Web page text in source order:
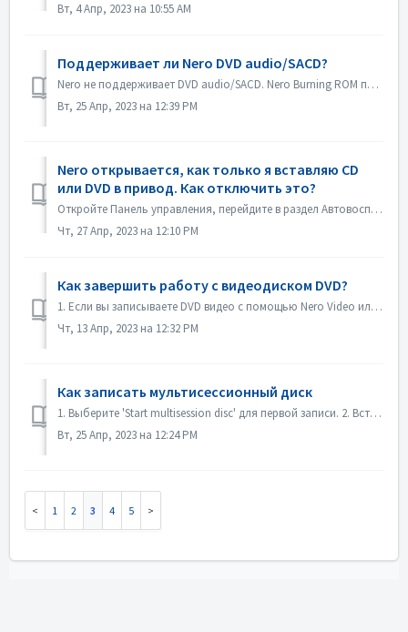
Вт, 4 Апр, 2023 на 10:55 AM
Поддерживает ли Nero DVD audio/SACD?
Nero не поддерживает DVD audio/SACD. Nero Burning ROM поддерживает только запись аудио CD в 44100 гц.
Вт, 25 Апр, 2023 на 12:39 PM
Nero открывается, как только я вставляю CD
или DVD в привод. Как отключить это?
Откройте Панель управления, перейдите в раздел Автовоспроизведение. Найдите настройку каждого DVD или CD. Установите значение "Спрашивать меня каждый р...
Чт, 27 Апр, 2023 на 12:10 PM
Как завершить работу с видеодиском DVD?
1. Если вы записываете DVD видео с помощью Nero Video или Nero Burning ROM, диск будет финализирован автоматически и будет воспроизводиться на большинстве п...
Чт, 13 Апр, 2023 на 12:32 PM
Как записать мультисессионный диск
1. Выберите 'Start multisession disc' для первой записи. 2. Вставьте записанный диск снова. Выберите "Продолжить мультисессионный диск&qu...
Вт, 25 Апр, 2023 на 12:24 PM
1 2 3 4 5